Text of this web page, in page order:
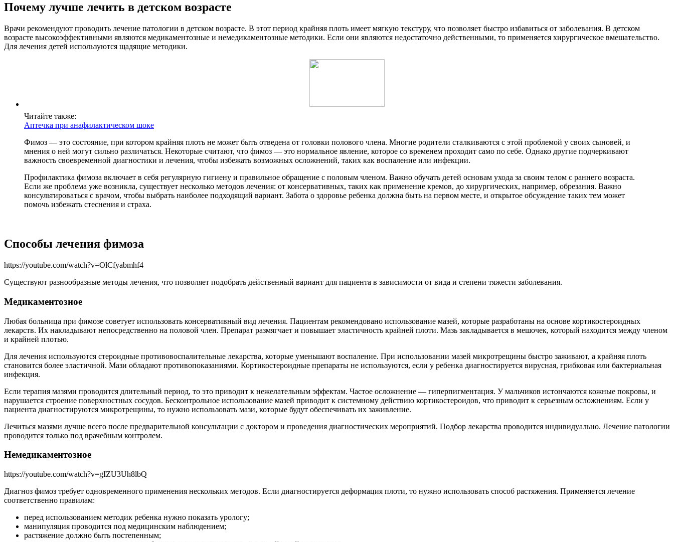
Почему лучше лечить в детском возрасте
Врачи рекомендуют проводить лечение патологии в детском возрасте. В этот период крайняя плоть имеет мягкую текстуру, что позволяет быстро избавиться от заболевания. В детском
возрасте высокоэффективными являются медикаментозные и немедикаментозные методики. Если они являются недостаточно действенными, то применяется хирургическое вмешательство.
Для лечения детей используются щадящие методики.
Читайте также:
Аптечка при анафилактическом шоке
Фимоз — это состояние, при котором крайняя плоть не может быть отведена от головки полового члена. Многие родители сталкиваются с этой проблемой у своих сыновей, и
мнения о ней могут сильно различаться. Некоторые считают, что фимоз — это нормальное явление, которое со временем проходит само по себе. Однако другие подчеркивают
важность своевременной диагностики и лечения, чтобы избежать возможных осложнений, таких как воспаление или инфекции.
Профилактика фимоза включает в себя регулярную гигиену и правильное обращение с половым членом. Важно обучать детей основам ухода за своим телом с раннего возраста.
Если же проблема уже возникла, существует несколько методов лечения: от консервативных, таких как применение кремов, до хирургических, например, обрезания. Важно
консультироваться с врачом, чтобы выбрать наиболее подходящий вариант. Забота о здоровье ребенка должна быть на первом месте, и открытое обсуждение таких тем может
помочь избежать стеснения и страха.
Способы лечения фимоза
https://youtube.com/watch?v=OlCfyabmhf4
Существуют разнообразные методы лечения, что позволяет подобрать действенный вариант для пациента в зависимости от вида и степени тяжести заболевания.
Медикаментозное
Любая больница при фимозе советует использовать консервативный вид лечения. Пациентам рекомендовано использование мазей, которые разработаны на основе кортикостероидных
лекарств. Их накладывают непосредственно на половой член. Препарат размягчает и повышает эластичность крайней плоти. Мазь закладывается в мешочек, который находится между членом
и крайней плотью.
Для лечения используются стероидные противовоспалительные лекарства, которые уменьшают воспаление. При использовании мазей микротрещины быстро заживают, а крайняя плоть
становится более эластичной. Мази обладают противопоказаниями. Кортикостероидные препараты не используются, если у ребенка диагностируется вирусная, грибковая или бактериальная
инфекция.
Если терапия мазями проводится длительный период, то это приводит к нежелательным эффектам. Частое осложнение — гиперпигментация. У мальчиков истончаются кожные покровы, и
нарушается строение поверхностных сосудов. Бесконтрольное использование мазей приводит к системному действию кортикостероидов, что приводит к серьезным осложнениям. Если у
пациента диагностируются микротрещины, то нужно использовать мази, которые будут обеспечивать их заживление.
Лечиться мазями лучше всего после предварительной консультации с доктором и проведения диагностических мероприятий. Подбор лекарства проводится индивидуально. Лечение патологии
проводится только под врачебным контролем.
Немедикаментозное
https://youtube.com/watch?v=gIZU3Uh8lbQ
Диагноз фимоз требует одновременного применения нескольких методов. Если диагностируется деформация плоти, то нужно использовать способ растяжения. Применяется лечение
соответственно правилам:
перед использованием методик ребенка нужно показать урологу;
манипуляция проводится под медицинским наблюдением;
растяжение должно быть постепенным;